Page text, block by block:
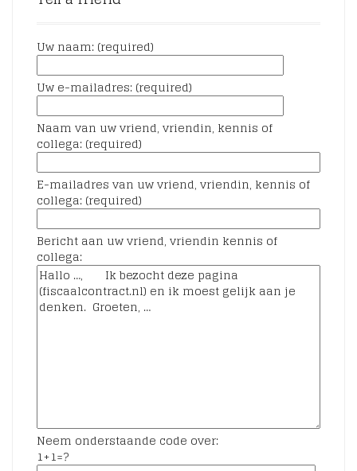
Uw naam: (required)
Uw e-mailadres: (required)
Naam van uw vriend, vriendin, kennis of
collega: (required)
E-mailadres van uw vriend, vriendin, kennis of
collega: (required)
Bericht aan uw vriend, vriendin kennis of
collega:
Neem onderstaande code over:
1+1=?